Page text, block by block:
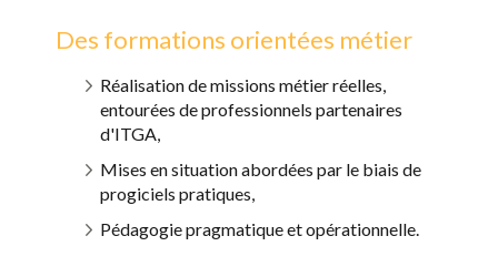
Des formations orientées métier
Réalisation de missions métier réelles,
entourées de professionnels partenaires
d'ITGA,
Mises en situation abordées par le biais de
progiciels pratiques,
Pédagogie pragmatique et opérationnelle.